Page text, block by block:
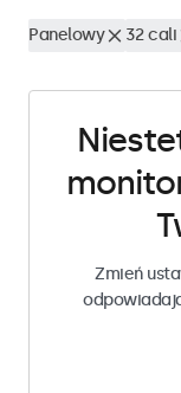
Panelowy 32 cali
Zmień